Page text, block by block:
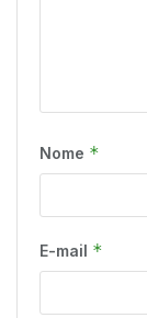
Nome *
E-mail *